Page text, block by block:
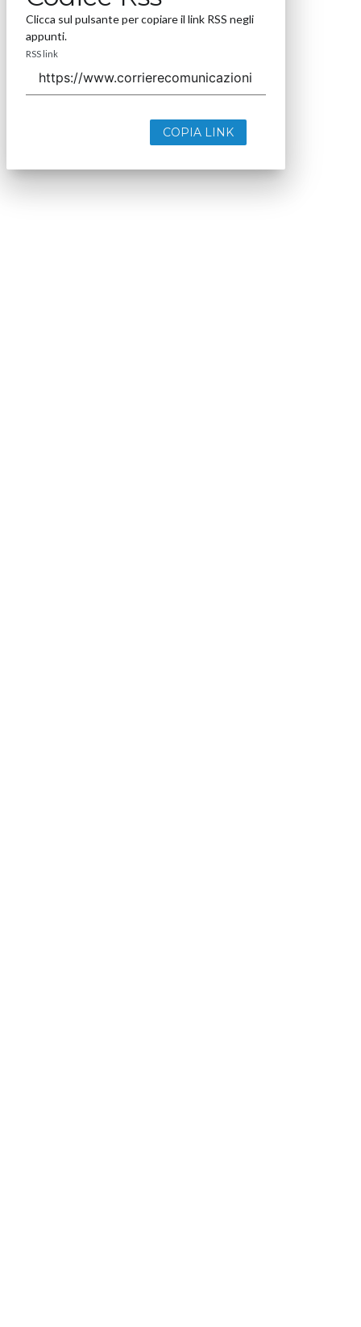
Clicca sul pulsante per copiare il link RSS negli
appunti.
RSS link
COPIA LINK